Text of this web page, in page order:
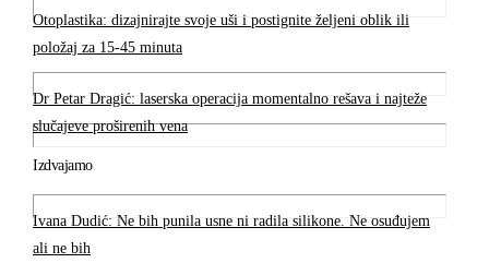
Otoplastika: dizajnirajte svoje uši i postignite željeni oblik ili
položaj za 15-45 minuta
Dr Petar Dragić: laserska operacija momentalno rešava i najteže
slučajeve proširenih vena
Izdvajamo
Ivana Dudić: Ne bih punila usne ni radila silikone. Ne osuđujem
ali ne bih